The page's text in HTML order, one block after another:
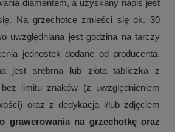
diamentem, a uzyskany napis jest
Na grzechotce zmieści się ok. 30
uwzględniana jest godzina na tarczy
jednostek dodane od producenta.
jest srebrna lub złota tabliczka z
limitu znaków (z uwzględnieniem
oraz z dedykacją i/lub zdjęciem
grawerowania na grzechotkę oraz